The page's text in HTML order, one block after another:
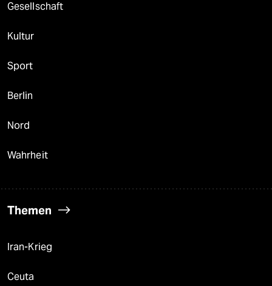
Gesellschaft
Kultur
Sport
Berlin
Nord
Wahrheit
Themen
Iran-Krieg
Ceuta